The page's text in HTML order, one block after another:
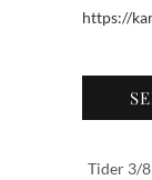
https://
Tider 3/8